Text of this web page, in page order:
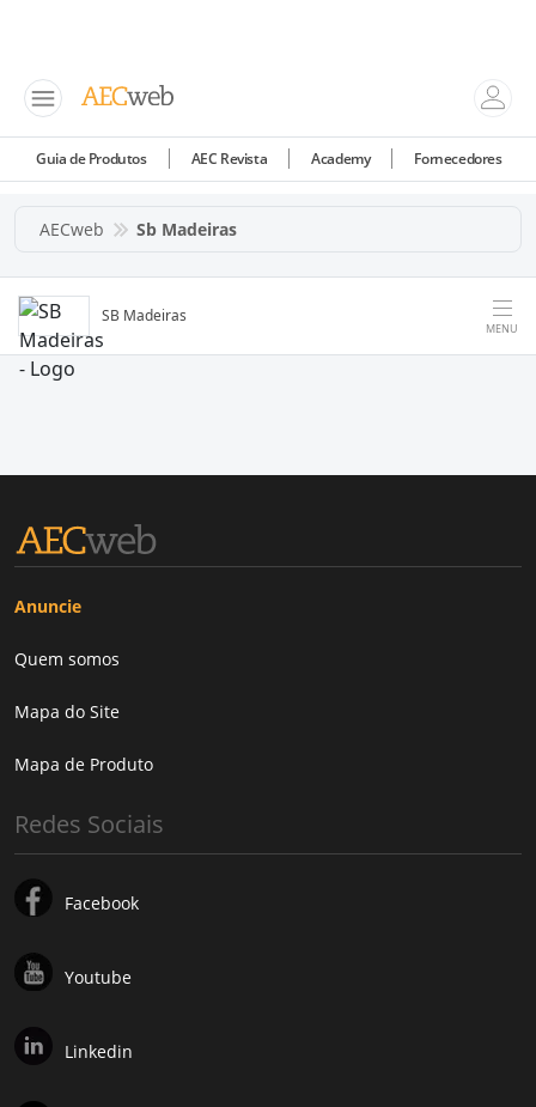
Guia de Produtos AEC Revista Academy Fornecedores
AECweb Sb Madeiras
SB Madeiras
MENU
Anuncie
Quem somos
Mapa do Site
Mapa de Produto
Redes Sociais
Facebook
Youtube
Linkedin